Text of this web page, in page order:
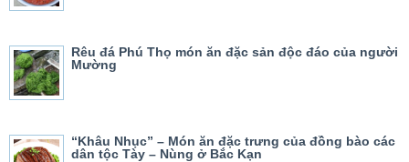
Rêu đá Phú Thọ món ăn đặc sản độc đáo của người
Mường
“Khâu Nhục” – Món ăn đặc trưng của đồng bào các
dân tộc Tày – Nùng ở Bắc Kạn